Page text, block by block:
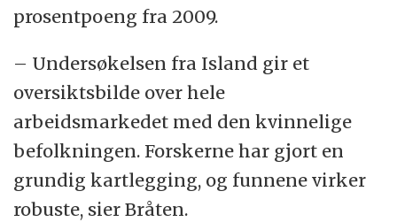
prosentpoeng fra 2009.
– Undersøkelsen fra Island gir et
oversiktsbilde over hele
arbeidsmarkedet med den kvinnelige
befolkningen. Forskerne har gjort en
grundig kartlegging, og funnene virker
robuste, sier Bråten.